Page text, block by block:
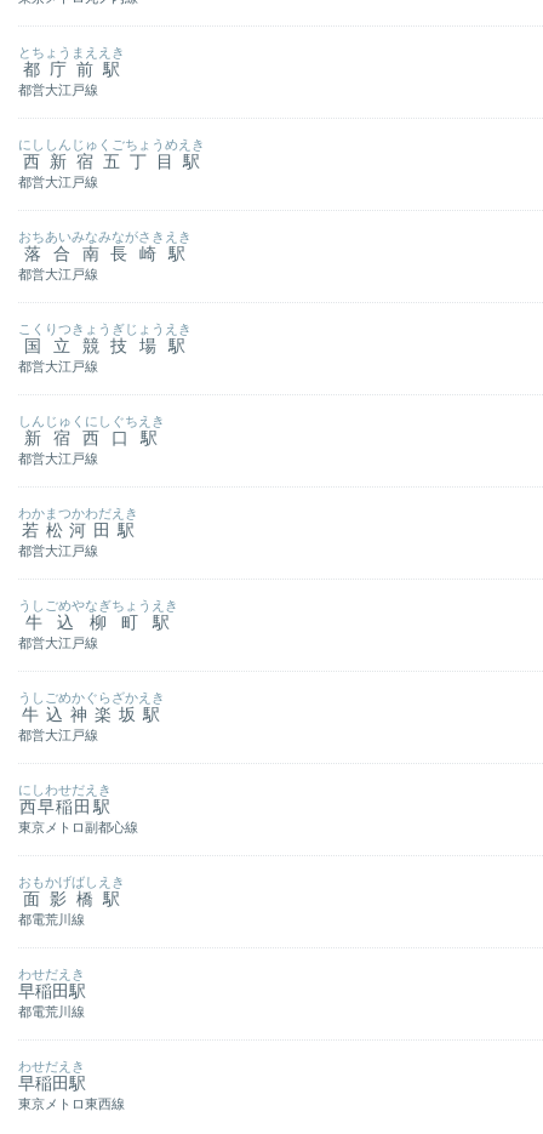
都庁前駅
とちょうまええき
都営大江戸線
西新宿五丁目駅
にししんじゅくごちょうめえき
都営大江戸線
落合南長崎駅
おちあいみなみながさきえき
都営大江戸線
国立競技場駅
こくりつきょうぎじょうえき
都営大江戸線
新宿西口駅
しんじゅくにしぐちえき
都営大江戸線
若松河田駅
わかまつかわだえき
都営大江戸線
牛込柳町駅
うしごめやなぎちょうえき
都営大江戸線
牛込神楽坂駅
うしごめかぐらざかえき
都営大江戸線
西早稲田駅
にしわせだえき
東京メトロ副都心線
面影橋駅
おもかげばしえき
都電荒川線
早稲田駅
わせだえき
都電荒川線
早稲田駅
わせだえき
東京メトロ東西線